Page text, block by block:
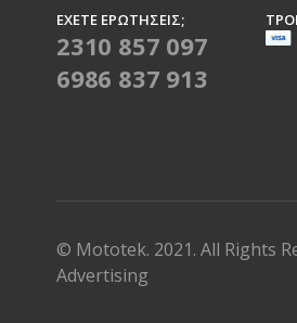
ΈΧΕΤΕ ΕΡΩΤΉΣΕΙΣ;
2310 857 097
6986 837 913
© Mototek. 2021. All Rights
Advertising